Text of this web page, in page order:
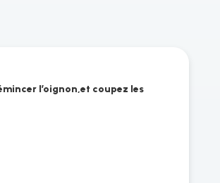
l’oignon,et coupez les